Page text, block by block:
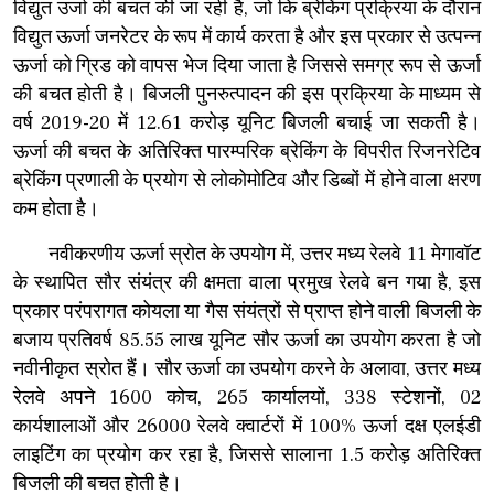
विद्युत उर्जा की बचत की जा रही है, जो कि ब्रेकिंग प्रक्रिया के दौरान
विद्युत ऊर्जा जनरेटर के रूप में कार्य करता है और इस प्रकार से उत्पन्न
ऊर्जा को ग्रिड को वापस भेज दिया जाता है जिससे समग्र रूप से ऊर्जा
की बचत होती है। बिजली पुनरुत्पादन की इस प्रक्रिया के माध्यम से
वर्ष 2019-20 में 12.61 करोड़ यूनिट बिजली बचाई जा सकती है।
ऊर्जा की बचत के अतिरिक्त पारम्परिक ब्रेकिंग के विपरीत रिजनरेटिव
ब्रेकिंग प्रणाली के प्रयोग से लोकोमोटिव और डिब्बों में होने वाला क्षरण
कम होता है।
नवीकरणीय ऊर्जा स्रोत के उपयोग में, उत्तर मध्य रेलवे 11 मेगावॉट
के स्थापित सौर संयंत्र की क्षमता वाला प्रमुख रेलवे बन गया है, इस
प्रकार परंपरागत कोयला या गैस संयंत्रों से प्राप्त होने वाली बिजली के
बजाय प्रतिवर्ष 85.55 लाख यूनिट सौर ऊर्जा का उपयोग करता है जो
नवीनीकृत स्रोत हैं। सौर ऊर्जा का उपयोग करने के अलावा, उत्तर मध्य
रेलवे अपने 1600 कोच, 265 कार्यालयों, 338 स्टेशनों, 02
कार्यशालाओं और 26000 रेलवे क्वार्टरों में 100% ऊर्जा दक्ष एलईडी
लाइटिंग का प्रयोग कर रहा है, जिससे सालाना 1.5 करोड़ अतिरिक्त
बिजली की बचत होती है।